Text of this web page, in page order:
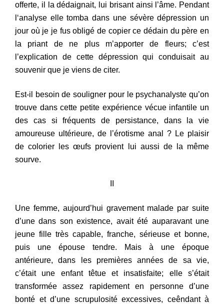
offerte, il la dédaignait, lui brisant ainsi l’âme. Pendant
‘analyse elle tomba dans une sévère dépression un
jour où je je fusob igé de copier ce dédain du père en
la priant de ne plus m’apporter de fleurs; c’est
l’explication de cette dépression qui conduisait au
souvenir que je viens de citer.
Est-il besoin de souligner pour le psychanalyste qu’on
trouve danscette petite expérience vécue infantile un
des cas si fréquents de persistance, dans la vie
amoureuse ultérieure, de l’érotisme anal ? Le plaisir
de colorier les œufs provient lui aussi de la même
sourve.
Une femme, aujourd’hui gravement malade par suite
d’une dans son existence, avait été auparavant une
jeune fille très capable, franche, sérieuse et bonne,
puis une épouse tendre. Mais à une époque
antérieure, dans les premières années de sa vie,
c’était une enfant têtue et insatisfaite; elles’était
transforméeassez rapidementen personne d’une
bonté et d’une scrupulosité excessives, ceêndant à